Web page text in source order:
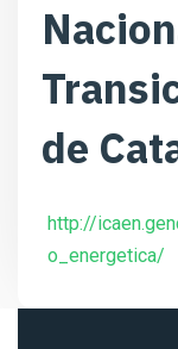
de
http://
o_energetica/